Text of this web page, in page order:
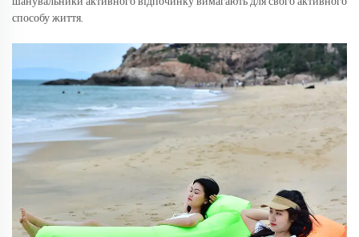
способу життя.